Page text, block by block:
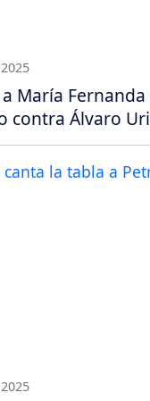
María
contra Álvaro